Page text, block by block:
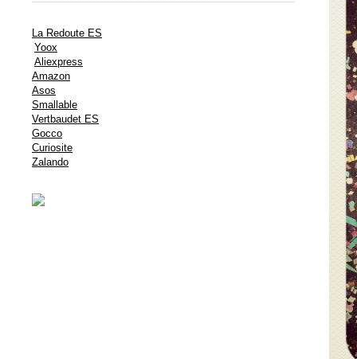
La Redoute ES
Yoox
Aliexpress
Amazon
Asos
Smallable
Vertbaudet ES
Gocco
Curiosite
Zalando